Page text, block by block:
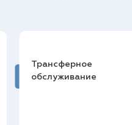
Трансферное
обслуживание